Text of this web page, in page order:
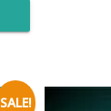
SALE!